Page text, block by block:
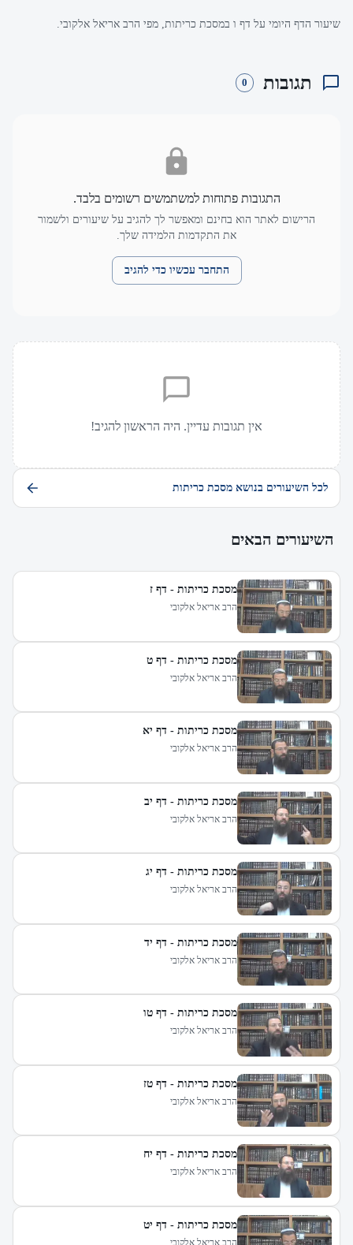
שיעור הדף היומי על דף ו במסכת כריתות, מפי הרב אריאל אלקובי.
תגובות 0
התגובות פתוחות למשתמשים רשומים בלבד.
הרישום לאתר הוא בחינם ומאפשר לך להגיב על שיעורים ולשמור
את התקדמות הלמידה שלך.
התחבר עכשיו כדי להגיב
אין תגובות עדיין. היה הראשון להגיב!
לכל השיעורים בנושא מסכת כריתות
השיעורים הבאים
מסכת כריתות - דף ז
הרב אריאל אלקובי
מסכת כריתות - דף ט
הרב אריאל אלקובי
מסכת כריתות - דף יא
הרב אריאל אלקובי
מסכת כריתות - דף יב
הרב אריאל אלקובי
מסכת כריתות - דף יג
הרב אריאל אלקובי
מסכת כריתות - דף יד
הרב אריאל אלקובי
מסכת כריתות - דף טו
הרב אריאל אלקובי
מסכת כריתות - דף טז
הרב אריאל אלקובי
מסכת כריתות - דף יח
הרב אריאל אלקובי
מסכת כריתות - דף יט
הרב אריאל אלקובי